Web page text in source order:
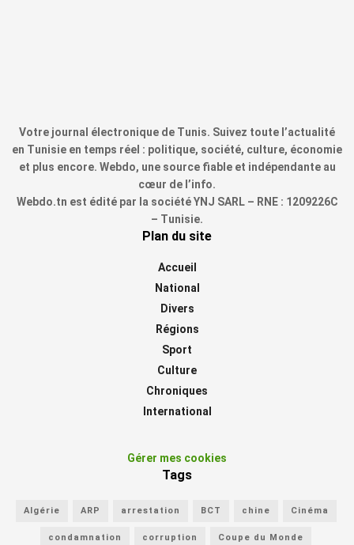
Votre journal électronique de Tunis. Suivez toute l’actualité
en Tunisie en temps réel : politique, société, culture, économie
et plus encore. Webdo, une source fiable et indépendante au
cœur de l’info.
Webdo.tn est édité par la société YNJ SARL – RNE : 1209226C
– Tunisie.
Plan du site
Accueil
National
Divers
Régions
Sport
Culture
Chroniques
International
Gérer mes cookies
Tags
Algérie ARP arrestation BCT chine Cinéma
condamnation corruption Coupe du Monde